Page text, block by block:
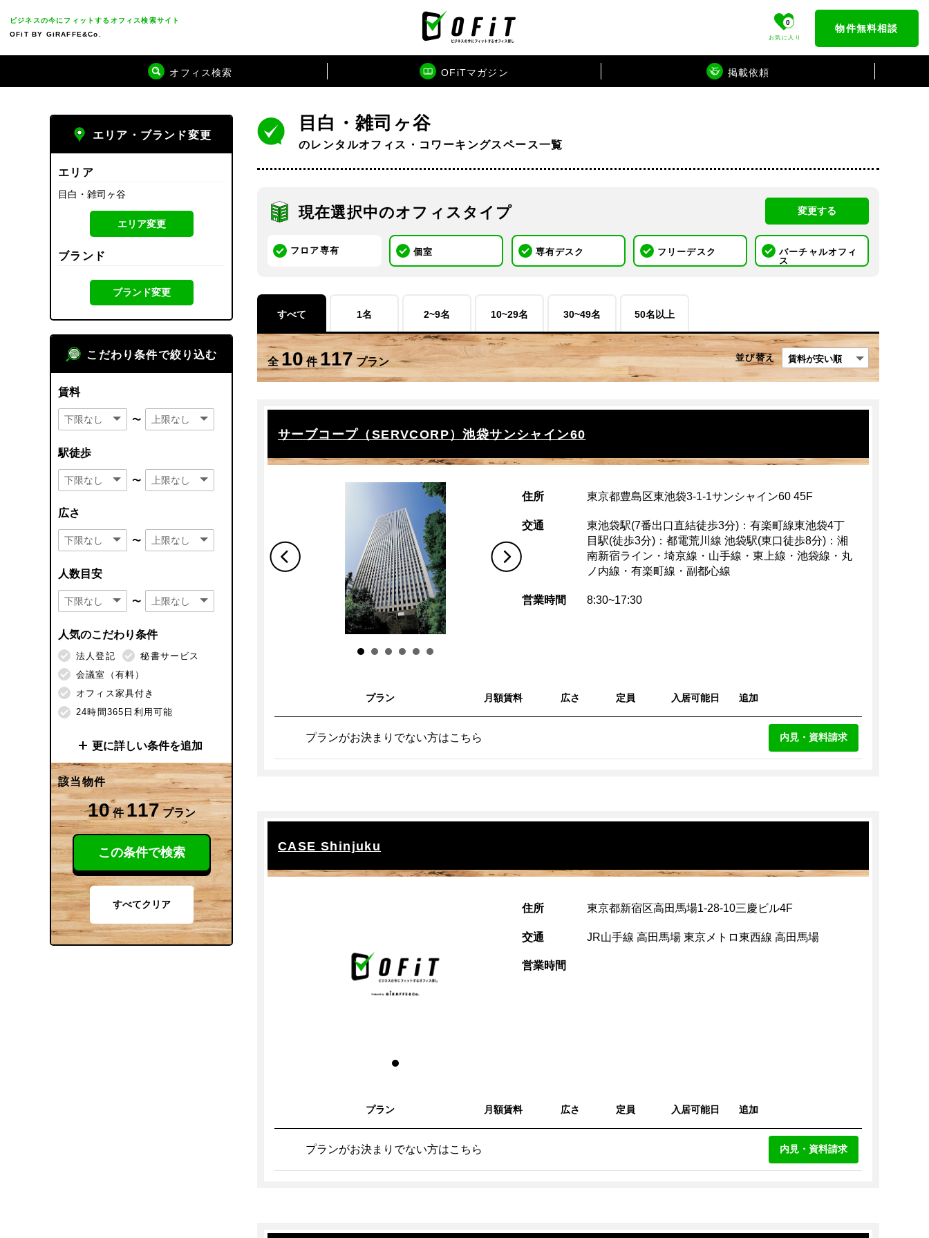
ビジネスの今にフィットするオフィス検索サイト
OFiT BY GiRAFFE&Co.
お気に入り
0
物件無料相談
オフィス検索 OFiTマガジン 掲載依頼
エリア・ブランド変更
エリア
目白・雑司ヶ谷
エリア変更
ブランド
ブランド変更
こだわり条件で絞り込む
賃料
〜
駅徒歩
〜
広さ
〜
人数目安
〜
人気のこだわり条件
法人登記
秘書サービス
会議室（有料）
オフィス家具付き
24時間365日利用可能
更に詳しい条件を追加
施設サービス
法人登記
秘書サービス
受付（有人）
ビジネス交流会
ドリンクサービス（有料）
ドリンクサービス（無料）
会議室
会議室（有料）
会議室（無料）
TELブース
該当物件
10件117プラン
この条件で検索
目白・雑司ヶ谷
のレンタルオフィス・コワーキングスペース一覧
現在選択中のオフィスタイプ 変更する
フロア専有 個室 専有デスク フリーデスク
バーチャルオフィ
ス
すべて
全10件117 プラン 並び替え
サーブコープ（SERVCORP）池袋サンシャイン60
住所 東京都豊島区東池袋3-1-1サンシャイン60 45F
交通
東池袋駅(7番出口直結徒歩3分)：有楽町線東池袋4丁
目駅(徒歩3分)：都電荒川線 池袋駅(東口徒歩8分)：湘
南新宿ライン・埼京線・山手線・東上線・池袋線・丸
ノ内線・有楽町線・副都心線
営業時間 8:30~17:30
プラン 月額賃料 広さ 定員 入居可能日 追加
プランがお決まりでない方はこちら 内見・資料請求
CASE Shinjuku
住所 東京都新宿区高田馬場1-28-10三慶ビル4F
交通 JR山手線 高田馬場 東京メトロ東西線 高田馬場
営業時間
プラン 月額賃料 広さ 定員 入居可能日 追加
プランがお決まりでない方はこちら 内見・資料請求
1名 2~9名 10~29名 30~49名 50名以上